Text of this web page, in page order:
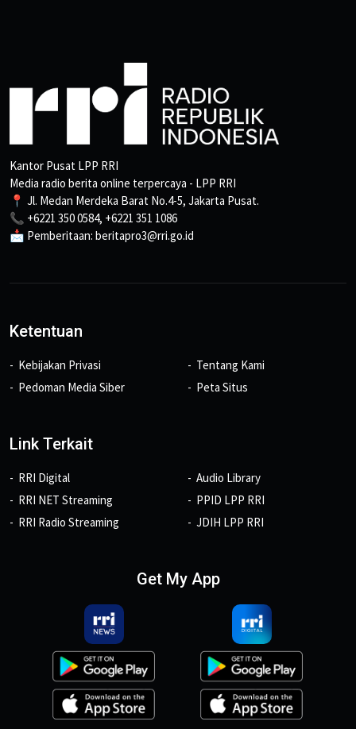
Kantor Pusat LPP RRI
Media radio berita online terpercaya - LPP RRI
📍 Jl. Medan Merdeka Barat No.4-5, Jakarta Pusat.
📞 +6221 350 0584, +6221 351 1086
📩 Pemberitaan: beritapro3@rri.go.id
Ketentuan
Kebijakan Privasi
Pedoman Media Siber
Tentang Kami
Peta Situs
Link Terkait
RRI Digital
RRI NET Streaming
RRI Radio Streaming
Audio Library
PPID LPP RRI
JDIH LPP RRI
Get My App